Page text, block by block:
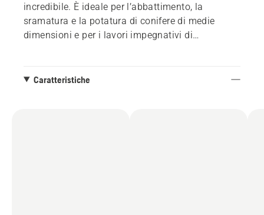
incredibile. È ideale per l’abbattimento, la
sramatura e la potatura di conifere di medie
dimensioni e per i lavori impegnativi di
AutoTune, assicurano un lavoro efficiente e
Caratteristiche